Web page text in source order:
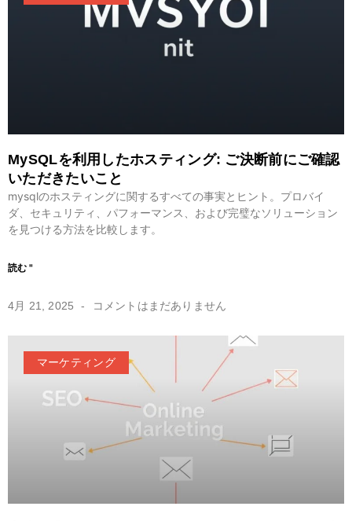
MySQLを利用したホスティング: ご決断前にご確認
いただきたいこと
mysqlのホスティングに関するすべての事実とヒント。プロバイ
ダ、セキュリティ、パフォーマンス、および完璧なソリューション
を見つける方法を比較します。
読む "
4月 21, 2025 コメントはまだありません
マーケティング